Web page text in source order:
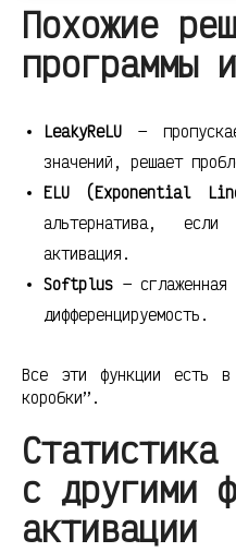
Похожие
программы
LeakyReLU —
значений, решает
ELU (Exponential
альтернатива,
активация.
Softplus —
дифференцируемость.
Все эти функции есть
коробки”.
с другими
активации